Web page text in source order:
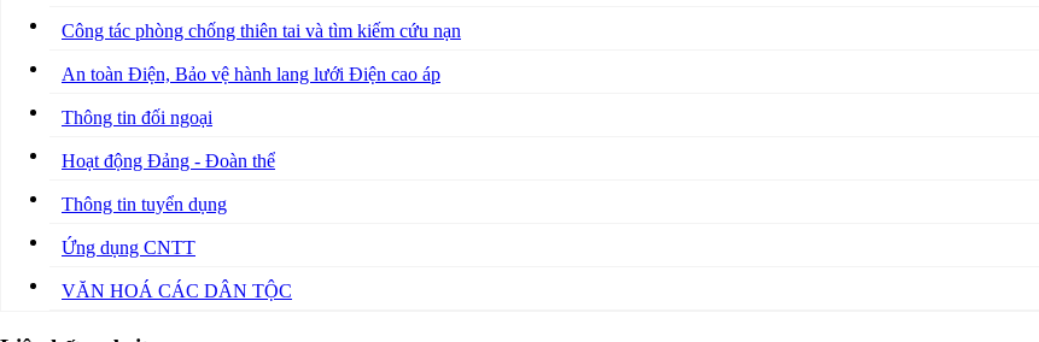
Công tác phòng chống thiên tai và tìm kiếm cứu nạn
An toàn Điện, Bảo vệ hành lang lưới Điện cao áp
Thông tin đối ngoại
Hoạt động Đảng - Đoàn thể
Thông tin tuyển dụng
Ứng dụng CNTT
VĂN HOÁ CÁC DÂN TỘC